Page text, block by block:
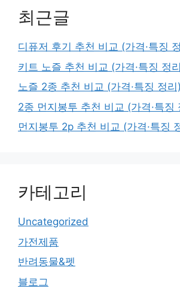
최근글
디퓨저 후기 추천 비교 (가격·특징
키트 노즐 추천 비교 (가격·특징 정
노즐 2종 추천 비교 (가격·특징 정리)
2종 먼지봉투 추천 비교 (가격·특징
먼지봉투 2p 추천 비교 (가격·특징
카테고리
Uncategorized
가전제품
반려동물&펫
블로그